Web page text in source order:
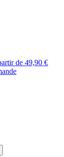
de 49,90 €